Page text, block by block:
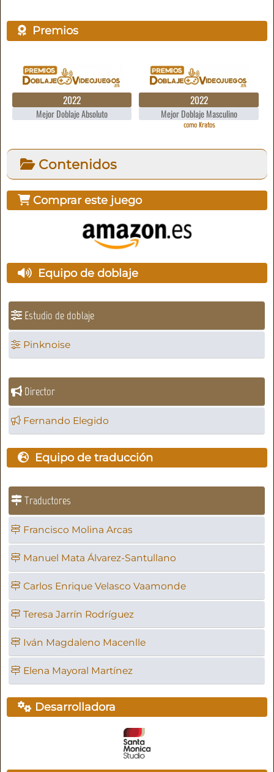
Premios
2022
Mejor Doblaje Absoluto
2022
Mejor Doblaje Masculino
como Kratos
Contenidos
Comprar este juego
Equipo de doblaje
Estudio de doblaje
Pinknoise
Director
Fernando Elegido
Equipo de traducción
Traductores
Francisco Molina Arcas
Manuel Mata Álvarez-Santullano
Carlos Enrique Velasco Vaamonde
Teresa Jarrín Rodríguez
Iván Magdaleno Macenlle
Elena Mayoral Martínez
Desarrolladora